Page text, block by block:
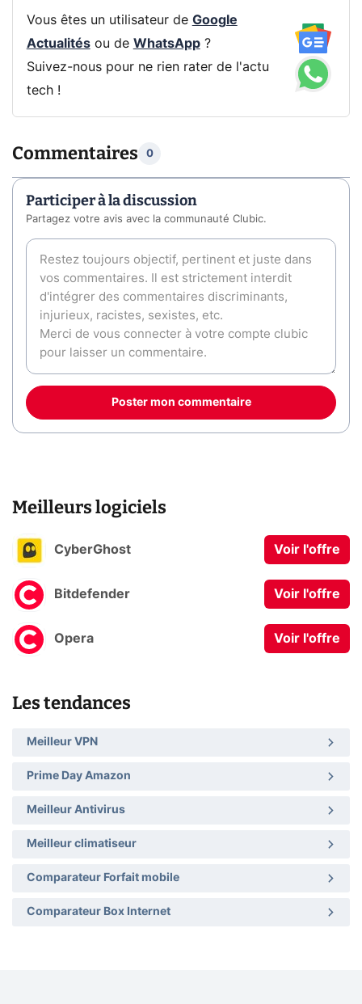
Vous êtes un utilisateur de Google
Actualitésou de WhatsApp?
Suivez-nous pour ne rien rater de l'actu
tech !
Commentaires 0
Participer à la discussion
Partagez votre avis avec la communauté Clubic.
Poster mon commentaire
Meilleurs logiciels
CyberGhost Voir l'offre
Bitdefender Voir l'offre
Opera Voir l'offre
Les tendances
Meilleur VPN
Prime Day Amazon
Meilleur Antivirus
Meilleur climatiseur
Comparateur Forfait mobile
Comparateur Box Internet